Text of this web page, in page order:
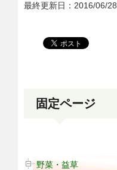
最終更新日：2016/06/28
固定ページ
野菜・益草